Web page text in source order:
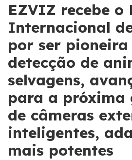
EZVIZ recebe o
Internacional
por ser pioneira
detecção de
selvagens,
para a próxima
de câmeras
inteligentes,
mais potentes